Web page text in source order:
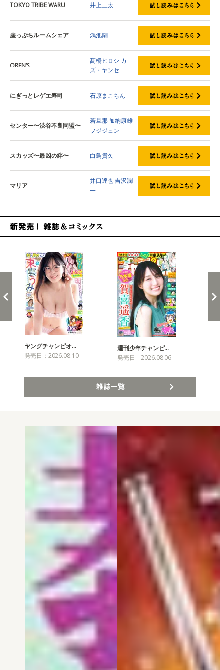
TOKYO TRIBE WARU 井上三太
崖っぷちルームシェア 鴻池剛
OREN’S
髙橋ヒロシ カ
ズ・ヤンセ
にぎっとレゲエ寿司 石原まこちん
センター〜渋谷不良同盟〜
若旦那加納康雄
フジジュン
スカッズ〜最凶の絆〜 白鳥貴久
マリア
井口達也吉沢潤
一
ヤングチャンピオ…
発売日：2026.08.10
週刊少年チャンピ…
発売日：2026.08.06